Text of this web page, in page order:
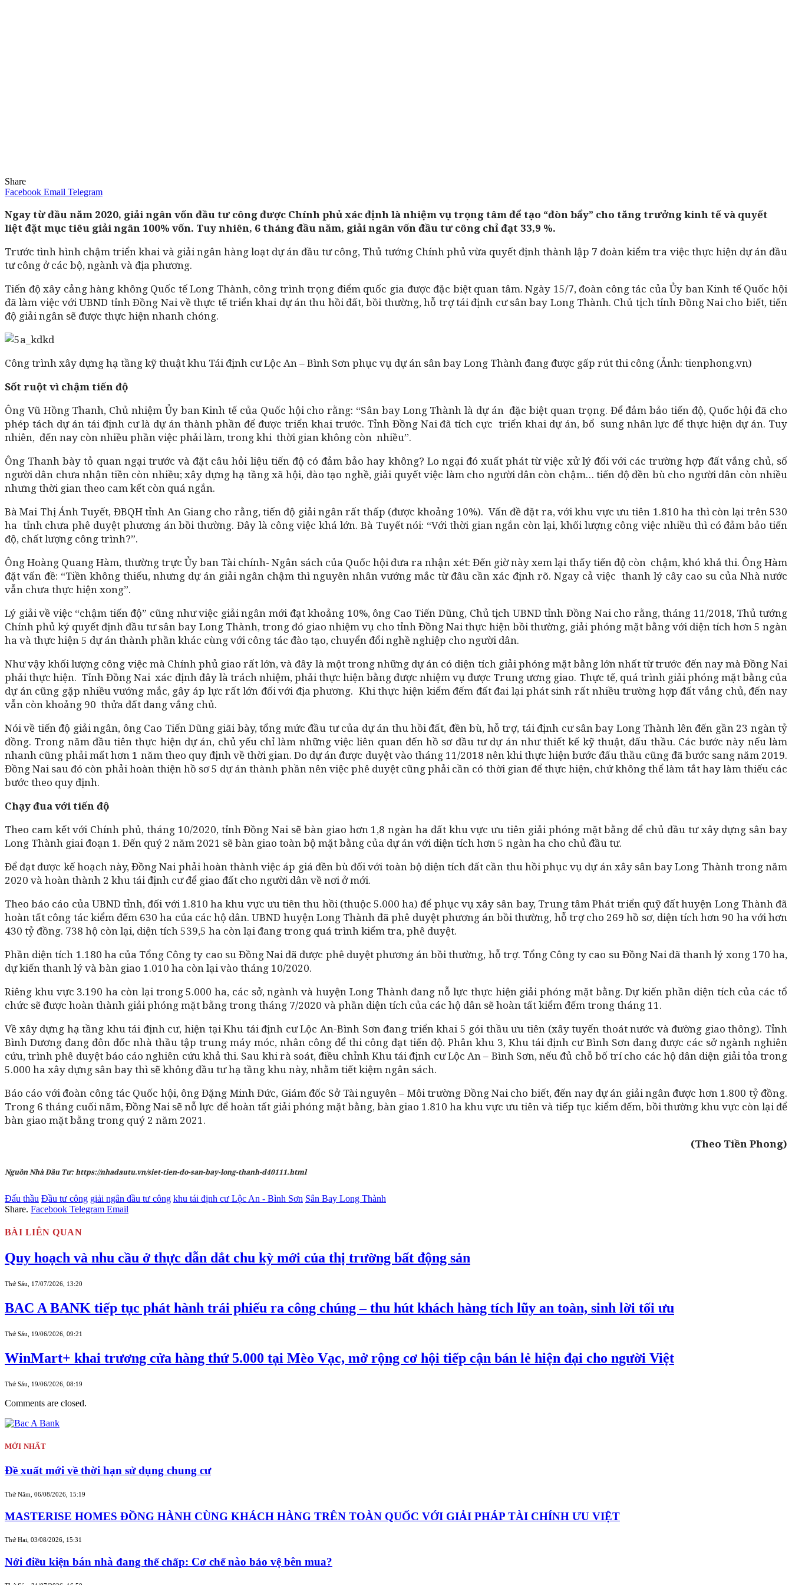
Share
Facebook Email Telegram
Ngay từ đầu năm 2020, giải ngân vốn đầu tư công được Chính phủ xác định là nhiệm vụ trọng tâm để tạo “đòn bẩy” cho tăng trưởng kinh tế và quyết
liệt đặt mục tiêu giải ngân 100% vốn. Tuy nhiên, 6 tháng đầu năm, giải ngân vốn đầu tư công chỉ đạt 33,9 %.
Trước tình hình chậm triển khai và giải ngân hàng loạt dự án đầu tư công, Thủ tướng Chính phủ vừa quyết định thành lập 7 đoàn kiểm tra việc thực hiện dự án đầu
tư công ở các bộ, ngành và địa phương.
Tiến độ xây cảng hàng không Quốc tế Long Thành, công trình trọng điểm quốc gia được đặc biệt quan tâm. Ngày 15/7, đoàn công tác của Ủy ban Kinh tế Quốc hội
đã làm việc với UBND tỉnh Ðồng Nai về thực tế triển khai dự án thu hồi đất, bồi thường, hỗ trợ tái định cư sân bay Long Thành. Chủ tịch tỉnh Ðồng Nai cho biết, tiến
độ giải ngân sẽ được thực hiện nhanh chóng.
Công trình xây dựng hạ tầng kỹ thuật khu Tái định cư Lộc An – Bình Sơn phục vụ dự án sân bay Long Thành đang được gấp rút thi công (Ảnh: tienphong.vn)
Sốt ruột vì chậm tiến độ
Ông Vũ Hồng Thanh, Chủ nhiệm Ủy ban Kinh tế của Quốc hội cho rằng: “Sân bay Long Thành là dự án đặc biệt quan trọng. Để đảm bảo tiến độ, Quốc hội đã cho
phép tách dự án tái định cư là dự án thành phần để được triển khai trước. Tỉnh Đồng Nai đã tích cực triển khai dự án, bổ sung nhân lực để thực hiện dự án. Tuy
nhiên, đến nay còn nhiều phần việc phải làm, trong khi thời gian không còn nhiều”.
Ông Thanh bày tỏ quan ngại trước và đặt câu hỏi liệu tiến độ có đảm bảo hay không? Lo ngại đó xuất phát từ việc xử lý đối với các trường hợp đất vắng chủ, số
người dân chưa nhận tiền còn nhiều; xây dựng hạ tầng xã hội, đào tạo nghề, giải quyết việc làm cho người dân còn chậm… tiến độ đền bù cho người dân còn nhiều
nhưng thời gian theo cam kết còn quá ngắn.
Bà Mai Thị Ánh Tuyết, ĐBQH tỉnh An Giang cho rằng, tiến độ giải ngân rất thấp (được khoảng 10%). Vấn đề đặt ra, với khu vực ưu tiên 1.810 ha thì còn lại trên 530
ha tỉnh chưa phê duyệt phương án bồi thường. Đây là công việc khá lớn. Bà Tuyết nói: “Với thời gian ngắn còn lại, khối lượng công việc nhiều thì có đảm bảo tiến
độ, chất lượng công trình?”.
Ông Hoàng Quang Hàm, thường trực Ủy ban Tài chính- Ngân sách của Quốc hội đưa ra nhận xét: Đến giờ này xem lại thấy tiến độ còn chậm, khó khả thi. Ông Hàm
đặt vấn đề: “Tiền không thiếu, nhưng dự án giải ngân chậm thì nguyên nhân vướng mắc từ đâu cần xác định rõ. Ngay cả việc thanh lý cây cao su của Nhà nước
vẫn chưa thực hiện xong”.
Lý giải về việc “chậm tiến độ” cũng như việc giải ngân mới đạt khoảng 10%, ông Cao Tiến Dũng, Chủ tịch UBND tỉnh Đồng Nai cho rằng, tháng 11/2018, Thủ tướng
Chính phủ ký quyết định đầu tư sân bay Long Thành, trong đó giao nhiệm vụ cho tỉnh Đồng Nai thực hiện bồi thường, giải phóng mặt bằng với diện tích hơn 5 ngàn
ha và thực hiện 5 dự án thành phần khác cùng với công tác đào tạo, chuyển đổi nghề nghiệp cho người dân.
Như vậy khối lượng công việc mà Chính phủ giao rất lớn, và đây là một trong những dự án có diện tích giải phóng mặt bằng lớn nhất từ trước đến nay mà Đồng Nai
phải thực hiện. Tỉnh Đồng Nai xác định đây là trách nhiệm, phải thực hiện bằng được nhiệm vụ được Trung ương giao. Thực tế, quá trình giải phóng mặt bằng của
dự án cũng gặp nhiều vướng mắc, gây áp lực rất lớn đối với địa phương. Khi thực hiện kiểm đếm đất đai lại phát sinh rất nhiều trường hợp đất vắng chủ, đến nay
vẫn còn khoảng 90 thửa đất đang vắng chủ.
Nói về tiến độ giải ngân, ông Cao Tiến Dũng giãi bày, tổng mức đầu tư của dự án thu hồi đất, đền bù, hỗ trợ, tái định cư sân bay Long Thành lên đến gần 23 ngàn tỷ
đồng. Trong năm đầu tiên thực hiện dự án, chủ yếu chỉ làm những việc liên quan đến hồ sơ đầu tư dự án như thiết kế kỹ thuật, đấu thầu. Các bước này nếu làm
nhanh cũng phải mất hơn 1 năm theo quy định về thời gian. Do dự án được duyệt vào tháng 11/2018 nên khi thực hiện bước đấu thầu cũng đã bước sang năm 2019.
Đồng Nai sau đó còn phải hoàn thiện hồ sơ 5 dự án thành phần nên việc phê duyệt cũng phải cần có thời gian để thực hiện, chứ không thể làm tắt hay làm thiếu các
bước theo quy định.
Chạy đua với tiến độ
Theo cam kết với Chính phủ, tháng 10/2020, tỉnh Đồng Nai sẽ bàn giao hơn 1,8 ngàn ha đất khu vực ưu tiên giải phóng mặt bằng để chủ đầu tư xây dựng sân bay
Long Thành giai đoạn 1. Đến quý 2 năm 2021 sẽ bàn giao toàn bộ mặt bằng của dự án với diện tích hơn 5 ngàn ha cho chủ đầu tư.
Để đạt được kế hoạch này, Đồng Nai phải hoàn thành việc áp giá đền bù đối với toàn bộ diện tích đất cần thu hồi phục vụ dự án xây sân bay Long Thành trong năm
2020 và hoàn thành 2 khu tái định cư để giao đất cho người dân về nơi ở mới.
Theo báo cáo của UBND tỉnh, đối với 1.810 ha khu vực ưu tiên thu hồi (thuộc 5.000 ha) để phục vụ xây sân bay, Trung tâm Phát triển quỹ đất huyện Long Thành đã
hoàn tất công tác kiểm đếm 630 ha của các hộ dân. UBND huyện Long Thành đã phê duyệt phương án bồi thường, hỗ trợ cho 269 hồ sơ, diện tích hơn 90 ha với hơn
430 tỷ đồng. 738 hộ còn lại, diện tích 539,5 ha còn lại đang trong quá trình kiểm tra, phê duyệt.
Phần diện tích 1.180 ha của Tổng Công ty cao su Đồng Nai đã được phê duyệt phương án bồi thường, hỗ trợ. Tổng Công ty cao su Đồng Nai đã thanh lý xong 170 ha,
dự kiến thanh lý và bàn giao 1.010 ha còn lại vào tháng 10/2020.
Riêng khu vực 3.190 ha còn lại trong 5.000 ha, các sở, ngành và huyện Long Thành đang nỗ lực thực hiện giải phóng mặt bằng. Dự kiến phần diện tích của các tổ
chức sẽ được hoàn thành giải phóng mặt bằng trong tháng 7/2020 và phần diện tích của các hộ dân sẽ hoàn tất kiểm đếm trong tháng 11.
Về xây dựng hạ tầng khu tái định cư, hiện tại Khu tái định cư Lộc An-Bình Sơn đang triển khai 5 gói thầu ưu tiên (xây tuyến thoát nước và đường giao thông). Tỉnh
Bình Dương đang đôn đốc nhà thầu tập trung máy móc, nhân công để thi công đạt tiến độ. Phân khu 3, Khu tái định cư Bình Sơn đang được các sở ngành nghiên
cứu, trình phê duyệt báo cáo nghiên cứu khả thi. Sau khi rà soát, điều chỉnh Khu tái định cư Lộc An – Bình Sơn, nếu đủ chỗ bố trí cho các hộ dân diện giải tỏa trong
5.000 ha xây dựng sân bay thì sẽ không đầu tư hạ tầng khu này, nhằm tiết kiệm ngân sách.
Báo cáo với đoàn công tác Quốc hội, ông Đặng Minh Đức, Giám đốc Sở Tài nguyên – Môi trường Đồng Nai cho biết, đến nay dự án giải ngân được hơn 1.800 tỷ đồng.
Trong 6 tháng cuối năm, Đồng Nai sẽ nỗ lực để hoàn tất giải phóng mặt bằng, bàn giao 1.810 ha khu vực ưu tiên và tiếp tục kiểm đếm, bồi thường khu vực còn lại để
bàn giao mặt bằng trong quý 2 năm 2021.
(Theo Tiền Phong)
Nguồn Nhà Đầu Tư: https://nhadautu.vn/siet-tien-do-san-bay-long-thanh-d40111.html
Đấu thầu Đầu tư công giải ngân đầu tư công khu tái định cư Lộc An - Bình Sơn Sân Bay Long Thành
Share. Facebook Telegram Email
BÀI LIÊN QUAN
Quy hoạch và nhu cầu ở thực dẫn dắt chu kỳ mới của thị trường bất động sản
Thứ Sáu, 17/07/2026, 13:20
BAC A BANK tiếp tục phát hành trái phiếu ra công chúng – thu hút khách hàng tích lũy an toàn, sinh lời tối ưu
Thứ Sáu, 19/06/2026, 09:21
WinMart+ khai trương cửa hàng thứ 5.000 tại Mèo Vạc, mở rộng cơ hội tiếp cận bán lẻ hiện đại cho người Việt
Thứ Sáu, 19/06/2026, 08:19
Comments are closed.
MỚI NHẤT
Đề xuất mới về thời hạn sử dụng chung cư
Thứ Năm, 06/08/2026, 15:19
MASTERISE HOMES ĐỒNG HÀNH CÙNG KHÁCH HÀNG TRÊN TOÀN QUỐC VỚI GIẢI PHÁP TÀI CHÍNH ƯU VIỆT
Thứ Hai, 03/08/2026, 15:31
Nới điều kiện bán nhà đang thế chấp: Cơ chế nào bảo vệ bên mua?